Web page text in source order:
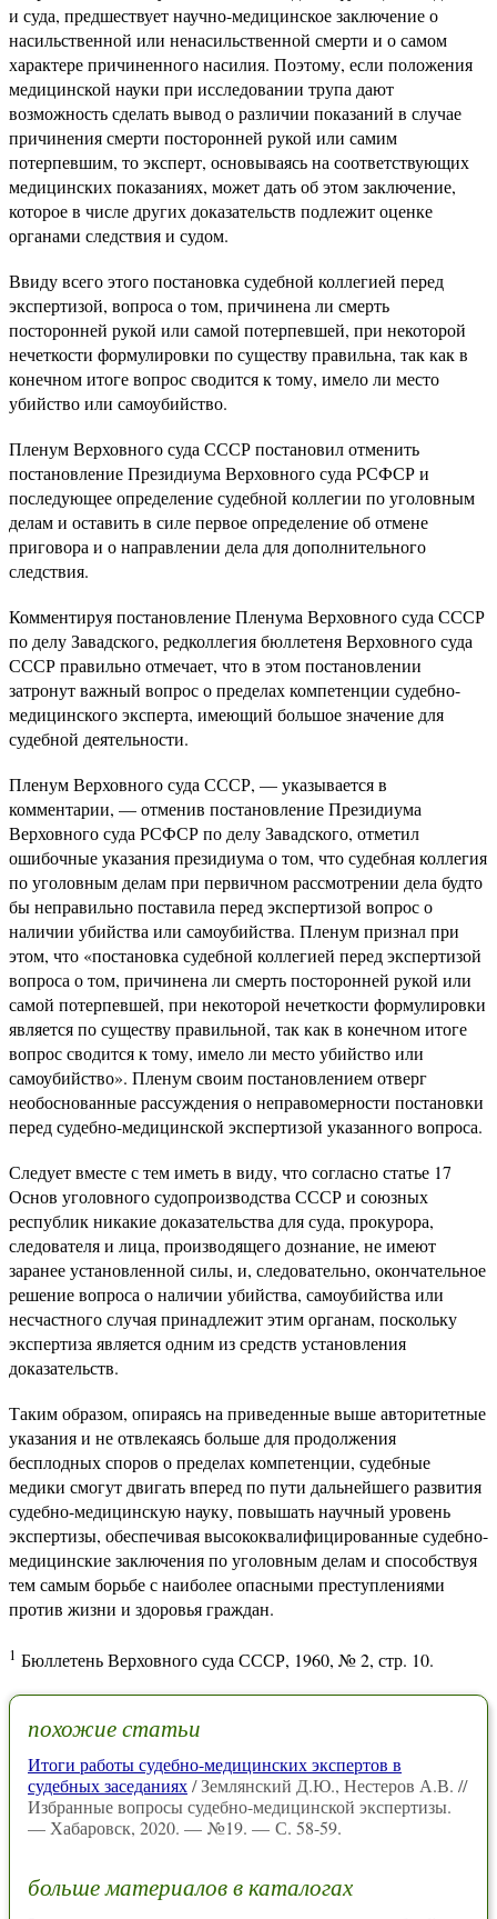
и суда, предшествует научно-медицинское заключение о
насильственной или ненасильственной смерти и о самом
характере причиненного насилия. Поэтому, если положения
медицинской науки при исследовании трупа дают
возможность сделать вывод о различии показаний в случае
причинения смерти посторонней рукой или самим
потерпевшим, то эксперт, основываясь на соответствующих
медицинских показаниях, может дать об этом заключение,
которое в числе других доказательств подлежит оценке
органами следствия и судом.
Ввиду всего этого постановка судебной коллегией перед
экспертизой, вопроса о том, причинена ли смерть
посторонней рукой или самой потерпевшей, при некоторой
нечеткости формулировки по существу правильна, так как в
конечном итоге вопрос сводится к тому, имело ли место
убийство или самоубийство.
Пленум Верховного суда СССР постановил отменить
постановление Президиума Верховного суда РСФСР и
последующее определение судебной коллегии по уголовным
делам и оставить в силе первое определение об отмене
приговора и о направлении дела для дополнительного
следствия.
Комментируя постановление Пленума Верховного суда СССР
по делу Завадского, редколлегия бюллетеня Верховного суда
СССР правильно отмечает, что в этом постановлении
затронут важный вопрос о пределах компетенции судебно-
медицинского эксперта, имеющий большое значение для
судебной деятельности.
Пленум Верховного суда СССР, — указывается в
комментарии, — отменив постановление Президиума
Верховного суда РСФСР по делу Завадского, отметил
ошибочные указания президиума о том, что судебная коллегия
по уголовным делам при первичном рассмотрении дела будто
бы неправильно поставила перед экспертизой вопрос о
наличии убийства или самоубийства. Пленум признал при
этом, что «постановка судебной коллегией перед экспертизой
вопроса о том, причинена ли смерть посторонней рукой или
самой потерпевшей, при некоторой нечеткости формулировки
является по существу правильной, так как в конечном итоге
вопрос сводится к тому, имело ли место убийство или
самоубийство». Пленум своим постановлением отверг
необоснованные рассуждения о неправомерности постановки
перед судебно-медицинской экспертизой указанного вопроса.
Следует вместе с тем иметь в виду, что согласно статье 17
Основ уголовного судопроизводства СССР и союзных
республик никакие доказательства для суда, прокурора,
следователя и лица, производящего дознание, не имеют
заранее установленной силы, и, следовательно, окончательное
решение вопроса о наличии убийства, самоубийства или
несчастного случая принадлежит этим органам, поскольку
экспертиза является одним из средств установления
доказательств.
Таким образом, опираясь на приведенные выше авторитетные
указания и не отвлекаясь больше для продолжения
бесплодных споров о пределах компетенции, судебные
медики смогут двигать вперед по пути дальнейшего развития
судебно-медицинскую науку, повышать научный уровень
экспертизы, обеспечивая высококвалифицированные судебно-
медицинские заключения по уголовным делам и способствуя
тем самым борьбе с наиболее опасными преступлениями
против жизни и здоровья граждан.
1 Бюллетень Верховного суда СССР, 1960, № 2, стр. 10.
похожие статьи
Итоги работы судебно-медицинских экспертов в
судебных заседаниях/ Землянский Д.Ю., Нестеров А.В. //
Избранные вопросы судебно-медицинской экспертизы.
— Хабаровск, 2020. — №19. — С. 58-59.
больше материалов в каталогах